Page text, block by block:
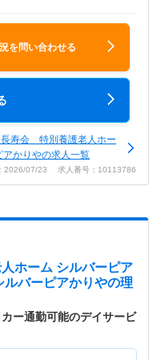
を問い合わせる
寿会 特別養護老人ホー
アかりやの求人一覧
2026/07/23 求人番号：10113786
ホーム シルバーピア
ルバーピアかりやの理
ー通勤可能のデイサービ